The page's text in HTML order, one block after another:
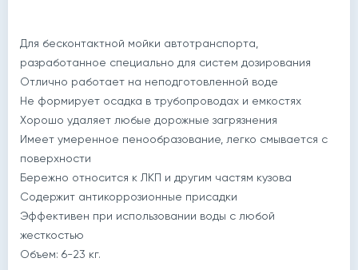
Для бесконтактной мойки автотранспорта,
разработанное специально для систем дозирования
Отлично работает на неподготовленной воде
Не формирует осадка в трубопроводах и емкостях
Хорошо удаляет любые дорожные загрязнения
Имеет умеренное пенообразование, легко смывается с
поверхности
Бережно относится к ЛКП и другим частям кузова
Содержит антикоррозионные присадки
Эффективен при использовании воды с любой
жесткостью
Объем: 6-23 кг.